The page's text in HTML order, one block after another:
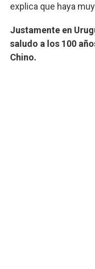
explica que haya
Justamente en
saludo a los 100
Chino.